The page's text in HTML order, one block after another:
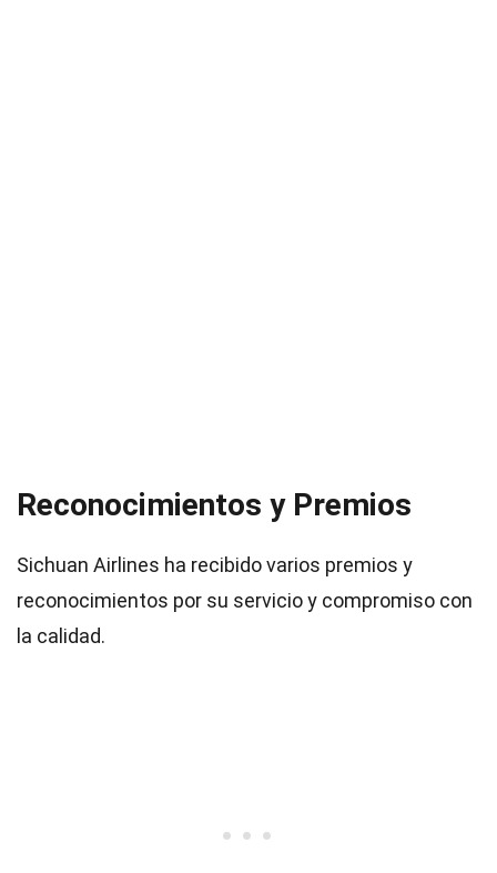
Reconocimientos y Premios
Sichuan Airlines ha recibido varios premios y
reconocimientos por su servicio y compromiso con
la calidad.